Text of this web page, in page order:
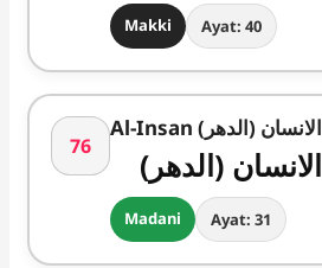
Makki Ayat: 40
76
Al-Insan الانسان (الدھر)
الانسان (الدھر)
Madani Ayat: 31